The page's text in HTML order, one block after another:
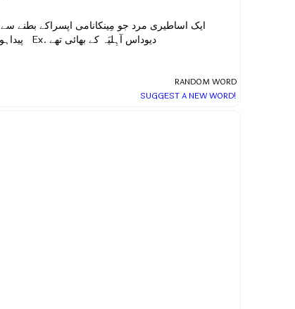
ایک اساطیری مرد جو مِینکانامی اپسراکے بطنے سے
پیداہوئے تھے Ex. دیوداس آہِلیَہ کے بھائی تھے
RANDOM WORD
SUGGEST A NEW WORD!